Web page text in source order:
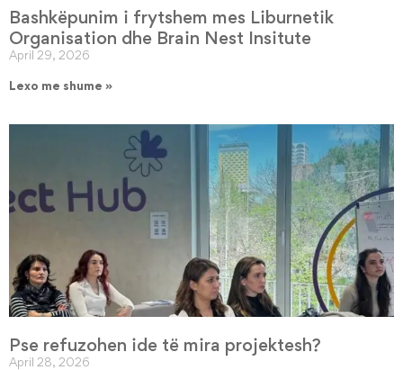
Bashkëpunim i frytshem mes Liburnetik
Organisation dhe Brain Nest Insitute
April 29, 2026
Lexo me shume »
Pse refuzohen ide të mira projektesh?
April 28, 2026